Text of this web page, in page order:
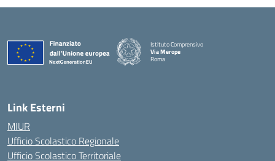
Istituto Comprensivo
Via Merope
Roma
Link Esterni
MIUR
Ufficio Scolastico Regionale
Ufficio Scolastico Territoriale